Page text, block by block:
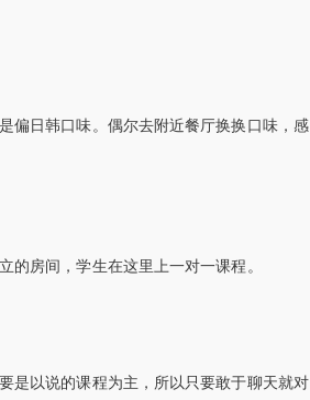
偏日韩口味。偶尔去附近餐厅换换口味，感
的房间，学生在这里上一对一课程。
是以说的课程为主，所以只要敢于聊天就对